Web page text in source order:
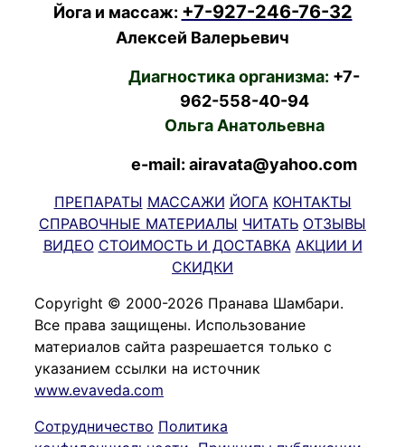
Йога и массаж: +7-927-246-76-32
Алексей Валерьевич
Диагностика организма: +7-
962-558-40-94
Ольга Анатольевна
e-mail: airavata@yahoo.com
ПРЕПАРАТЫ МАССАЖИ ЙОГА КОНТАКТЫ
СПРАВОЧНЫЕ МАТЕРИАЛЫ ЧИТАТЬ ОТЗЫВЫ
ВИДЕО СТОИМОСТЬ И ДОСТАВКА АКЦИИ И
СКИДКИ
Copyright © 2000-2026 Пранава Шамбари.
Все права защищены. Использование
материалов сайта разрешается только с
указанием ссылки на источник
www.evaveda.com
Сотрудничество Политика